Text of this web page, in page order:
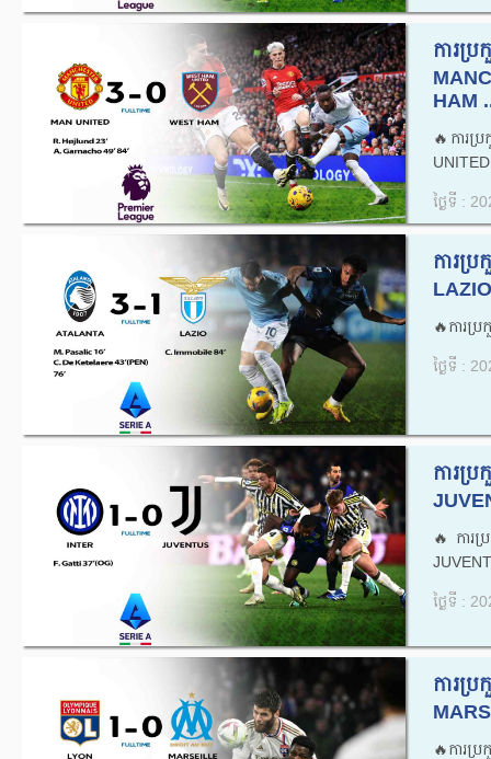
ការប្
HAM
🔥ការប្
ថ្ងៃទី :
ការប្
🔥ការប្
ថ្ងៃទី :
ការប្
🔥ការ
ថ្ងៃទី :
ការប្
🔥ការប្